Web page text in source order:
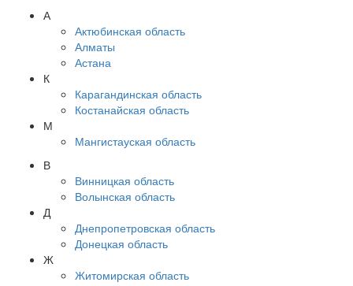
А
Актюбинская область
Алматы
Астана
К
Карагандинская область
Костанайская область
М
Мангистауская область
В
Винницкая область
Волынская область
Д
Днепропетровская область
Донецкая область
Ж
Житомирская область